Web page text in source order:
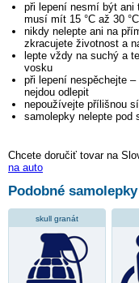
při lepení nesmí být ani
musí mít 15 °C až 30 °C
nikdy nelepte ani na
zkracujete životnost a
lepte vždy na suchý a
vosku
při lepení nespěchejte
nejdou odlepit
nepoužívejte přílišnou
samolepky nelepte pod
Chcete doručiť tovar na
na auto
Podobné
skull granát